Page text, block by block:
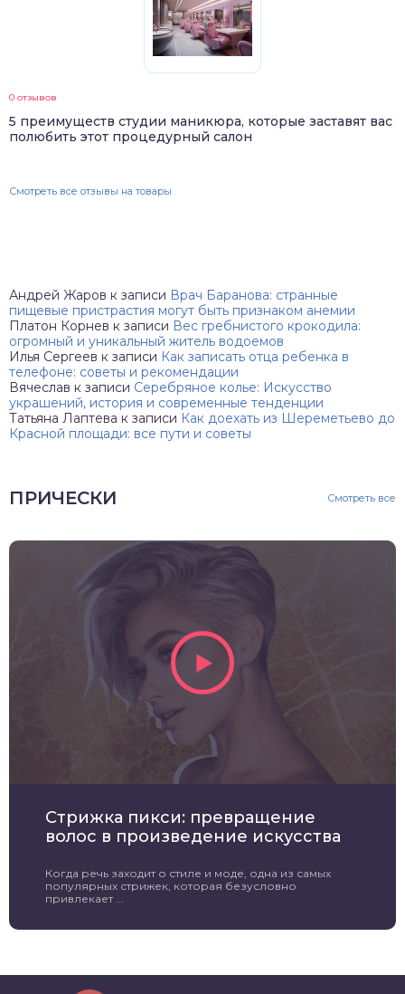
0 отзывов
5 преимуществ студии маникюра, которые заставят вас
полюбить этот процедурный салон
Смотреть все отзывы на товары
Андрей Жаров к записи Врач Баранова: странные
пищевые пристрастия могут быть признаком анемии
Платон Корнев к записи Вес гребнистого крокодила:
огромный и уникальный житель водоемов
Илья Сергеев к записи Как записать отца ребенка в
телефоне: советы и рекомендации
Вячеслав к записи Серебряное колье: Искусство
украшений, история и современные тенденции
Татьяна Лаптева к записи Как доехать из Шереметьево до
Красной площади: все пути и советы
ПРИЧЕСКИ Смотреть все
Стрижка пикси: превращение
волос в произведение искусства
Когда речь заходит о стиле и моде, одна из самых
популярных стрижек, которая безусловно
привлекает ...